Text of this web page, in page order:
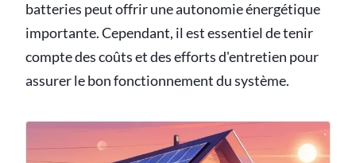
batteries peut offrir une autonomie énergétique
importante. Cependant, il est essentiel de tenir
compte des coûts et des efforts d'entretien pour
assurer le bon fonctionnement du système.